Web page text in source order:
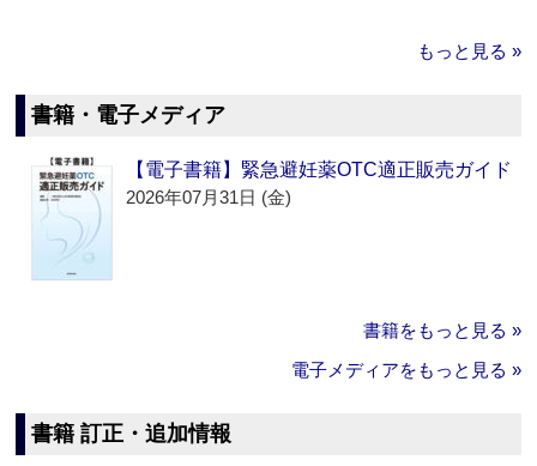
もっと見る »
書籍・電子メディア
【電子書籍】緊急避妊薬OTC適正販売ガイド
2026年07月31日 (金)
書籍をもっと見る »
電子メディアをもっと見る »
書籍 訂正・追加情報